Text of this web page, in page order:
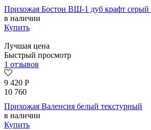
Прихожая Бостон ВШ-1 дуб крафт серый
в наличии
Купить
Лучшая цена
Быстрый просмотр
1 отзывов
9 420 Р
10 760
Прихожая Валенсия белый текстурный
в наличии
Купить